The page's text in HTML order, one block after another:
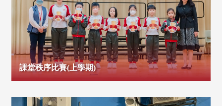
課堂秩序比賽(上學期)